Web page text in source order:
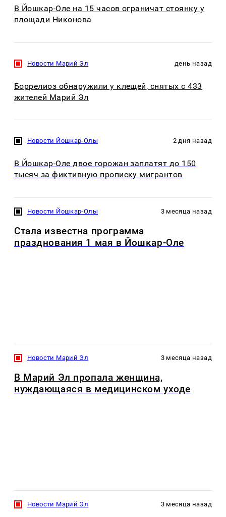
В Йошкар-Оле на 15 часов ограничат стоянку у
площади Никонова
Новости Марий Эл день назад
Боррелиоз обнаружили у клещей, снятых с 433
жителей Марий Эл
Новости Йошкар-Олы 2 дня назад
В Йошкар-Оле двое горожан заплатят до 150
тысяч за фиктивную прописку мигрантов
Новости Йошкар-Олы 3 месяца назад
Стала известна программа
празднования 1 мая в Йошкар-Оле
Новости Марий Эл 3 месяца назад
В Марий Эл пропала женщина,
нуждающаяся в медицинском уходе
Новости Марий Эл 3 месяца назад